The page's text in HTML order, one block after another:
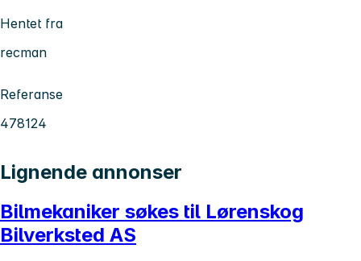
Hentet fra
recman
Referanse
478124
Lignende annonser
Bilmekaniker søkes til Lørenskog
Bilverksted AS